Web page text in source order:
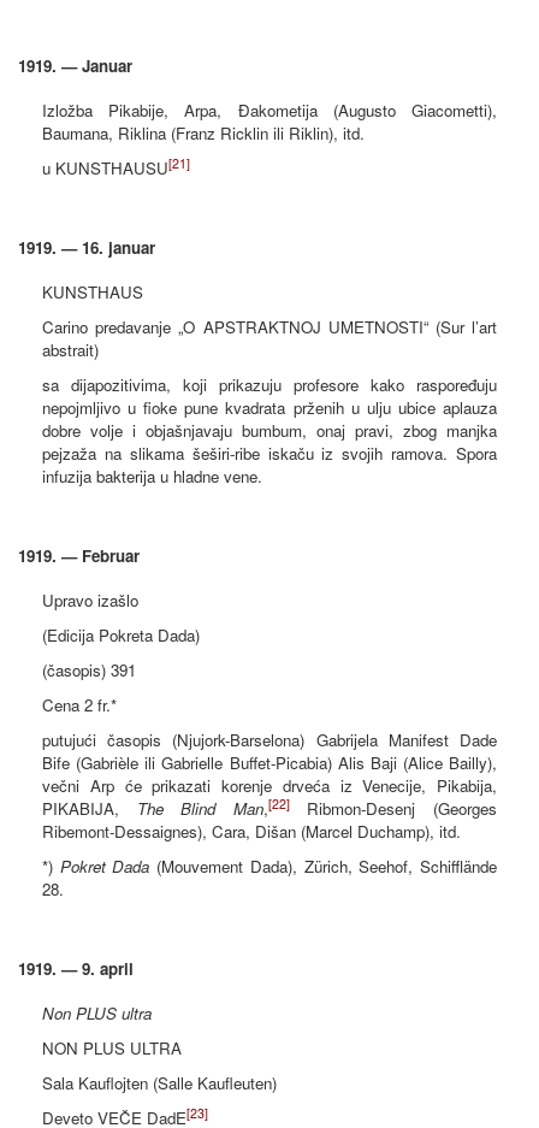
1919. — Januar
Izložba Pikabije, Arpa, Đakometija (Augusto Giacometti),
Baumana, Riklina (Franz Ricklin ili Riklin), itd.
u KUNSTHAUSU[21]
1919. — 16. januar
KUNSTHAUS
Carino predavanje „O APSTRAKTNOJ UMETNOSTI“ (Sur l’art
abstrait)
sa dijapozitivima, koji prikazuju profesore kako raspoređuju
nepojmljivo u fioke pune kvadrata prženih u ulju ubice aplauza
dobre volje i objašnjavaju bumbum, onaj pravi, zbog manjka
pejzaža na slikama šeširi-ribe iskaču iz svojih ramova. Spora
infuzija bakterija u hladne vene.
1919. — Februar
Upravo izašlo
(Edicija Pokreta Dada)
(časopis) 391
Cena 2 fr.*
putujući časopis (Njujork-Barselona) Gabrijela Manifest Dade
Bife (Gabrièle ili Gabrielle Buffet-Picabia) Alis Baji (Alice Bailly),
večni Arp će prikazati korenje drveća iz Venecije, Pikabija,
PIKABIJA, The Blind Man,[22]Ribmon-Desenj (Georges
Ribemont-Dessaignes), Cara, Dišan (Marcel Duchamp), itd.
*) Pokret Dada (Mouvement Dada), Zürich, Seehof, Schifflände
28.
1919. — 9. april
Non PLUS ultra
NON PLUS ULTRA
Sala Kauflojten (Salle Kaufleuten)
Deveto VEČE DadE[23]